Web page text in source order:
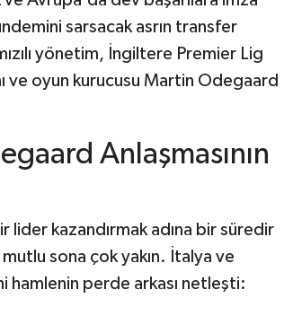
sarsacak asrın transfer
yönetim, İngiltere Premier Lig
ve oyun kurucusu Martin Odegaard
Anlaşmasının
lider kazandırmak adına bir süredir
sona çok yakın. İtalya ve
hamlenin perde arkası netleşti: